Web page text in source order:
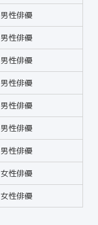
男性俳優
男性俳優
男性俳優
男性俳優
男性俳優
男性俳優
男性俳優
女性俳優
女性俳優